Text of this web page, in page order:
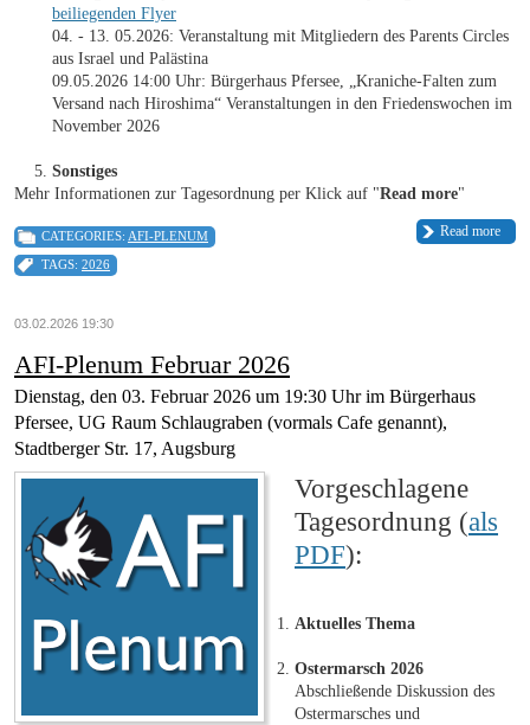
beiliegenden Flyer
04. - 13. 05.2026: Veranstaltung mit Mitgliedern des Parents Circles
aus Israel und Palästina
09.05.2026 14:00 Uhr: Bürgerhaus Pfersee, „Kraniche-Falten zum
Versand nach Hiroshima“ Veranstaltungen in den Friedenswochen im
November 2026
Sonstiges
Mehr Informationen zur Tagesordnung per Klick auf "Read more"
Read more
CATEGORIES: AFI-PLENUM
TAGS: 2026
03.02.2026 19:30
AFI-Plenum Februar 2026
Dienstag, den 03. Februar 2026 um 19:30 Uhr im Bürgerhaus
Pfersee, UG Raum Schlaugraben (vormals Cafe genannt),
Stadtberger Str. 17, Augsburg
Vorgeschlagene
Tagesordnung (als
PDF):
Aktuelles Thema
Ostermarsch 2026
Abschließende Diskussion des
Ostermarsches und